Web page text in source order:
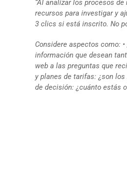
“Al analizar los procesos
recursos para investigar y
3 clics si está inscrito. No
Considere aspectos como:
información que desean
web a las preguntas que
y planes de tarifas: ¿son
de decisión: ¿cuánto estás